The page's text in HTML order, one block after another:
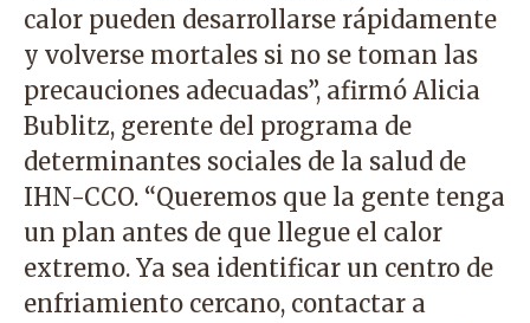
calor pueden desarrollarse rápidamente
y volverse mortales si no se toman las
precauciones adecuadas”, afirmó Alicia
Bublitz, gerente del programa de
determinantes sociales de la salud de
IHN-CCO. “Queremos que la gente tenga
un plan antes de que llegue el calor
extremo. Ya sea identificar un centro de
enfriamiento cercano, contactar a